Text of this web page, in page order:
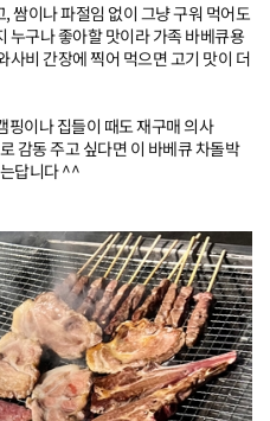
쌈이나 파절임 없이 그냥 구워 먹어도
누구나 좋아할 맛이라 가족 바베큐용
비 간장에 찍어 먹으면 고기 맛이 더
핑이나 집들이 때도 재구매 의사
감동 주고 싶다면 이 바베큐 차돌박
답니다 ^^